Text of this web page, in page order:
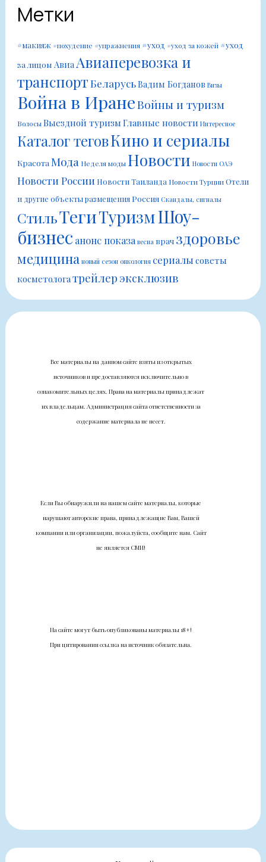
Метки
#макияж #похудение #упражнения #уход #уход за кожей #уход
за лицом Авиа Авиаперевозка и
транспортБеларусьВадим Богданов Визы
Война в ИранеВойны и туризм
ВолосыВыездной туризмГлавные новости Интересное
Каталог теговКино и сериалы
Красота Мода Неделя моды Новости Новости ОАЭ
Новости России Новости Таиланда Новости ТурцииОтели
и другие объекты размещенияРоссия Скандалы, сигналы
СтильТегиТуризмШоу-
бизнес анонс показа весна врач здоровье
медицина новый сезон онкология сериалы советы
косметологатрейлер эксклюзив
Все материалы на данном сайте взяты из открытых
источников и предоставляются исключительно в
ознакомительных целях. Права на материалы принадлежат
их владельцам. Администрация сайта ответственности за
содержание материала не несет.
Если Вы обнаружили на нашем сайте материалы, которые
нарушают авторские права, принадлежащие Вам, Вашей
компании или организации, пожалуйста, сообщите нам. Сайт
не является СМИ!
На сайте могут быть опубликованы материалы 18+!
При цитировании ссылка на источник обязательна.